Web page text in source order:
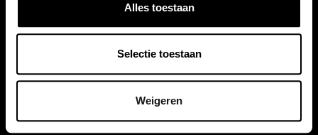
Alles toestaan
Selectie toestaan
Weigeren
5
BTW / Marge